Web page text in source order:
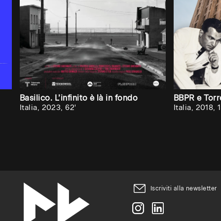
Basilico. L’infinito è là in fondo
Italia, 2023, 62'
BBPR e
Italia, 2018,
Iscriviti alla newsletter
che
Audiovisiva
inviti
la
tua
università,
accademia
attivare
un